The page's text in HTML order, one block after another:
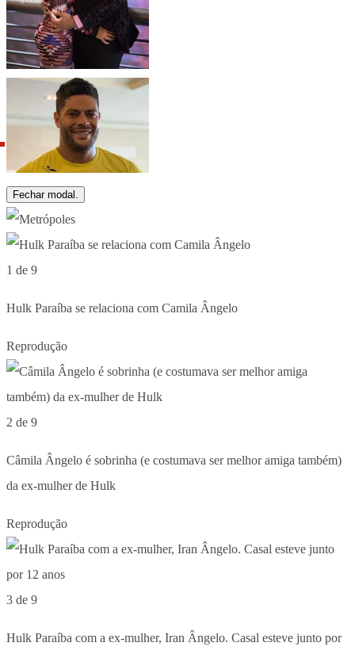
Fechar modal.
1 de 9
Hulk Paraíba se relaciona com Camila Ângelo
Reprodução
2 de 9
Câmila Ângelo é sobrinha (e costumava ser melhor amiga também)
da ex-mulher de Hulk
Reprodução
3 de 9
Hulk Paraíba com a ex-mulher, Iran Ângelo. Casal esteve junto por